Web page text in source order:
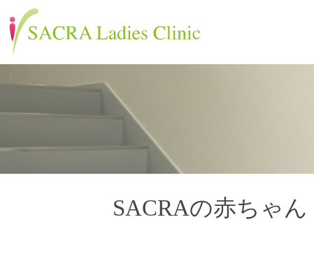
SACRAの赤ちゃん